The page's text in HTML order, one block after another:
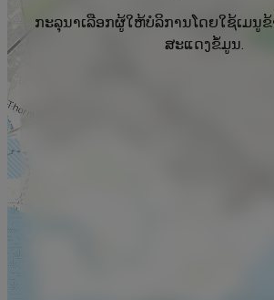
ກະລຸນາເລືອກຜູ້ໃຫ້ບໍລິການໂດຍໃຊ້ເມນູຂ້
ສະແດງຂໍ້ມູນ.